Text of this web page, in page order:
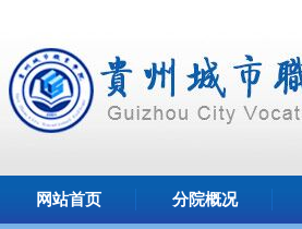
网站首页 分院概况